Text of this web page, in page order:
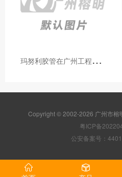
玛
努利胶管在广州工程机械领域的应用案例与效果分析
Copyright © 2002-2026 广州市榕
粤ICP备
公安备案号：